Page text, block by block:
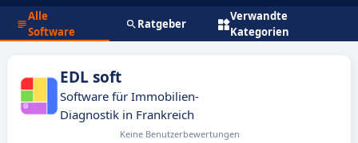
Alle
Software
Ratgeber
Verwandte
Kategorien
EDL soft
Software für Immobilien-
Diagnostik in Frankreich
Keine Benutzerbewertungen